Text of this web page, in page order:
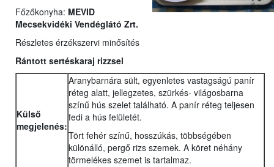
Főzőkonyha: MEVID
Mecsekvidéki Vendéglátó Zrt.
Részletes érzékszervi minősítés
Rántott sertéskaraj rizzsel
Külső
megjelenés:
Aranybarnára sült, egyenletes vastagságú panír
réteg alatt, jellegzetes, szürkés- világosbarna
színű hús szelet található. A panír réteg teljesen
fedi a hús felületét.
Tört fehér színű, hosszúkás, többségében
különálló, pergő rizs szemek. A köret néhány
törmelékes szemet is tartalmaz.